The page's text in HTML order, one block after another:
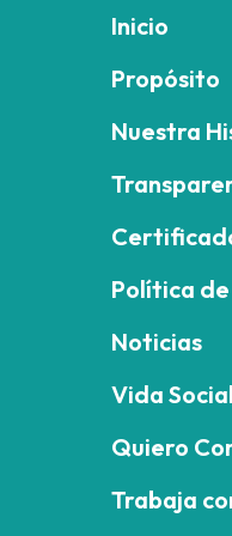
Inicio
Propósito
Nuestra
Política
Noticias
Vida Social
Quiero
Trabaja